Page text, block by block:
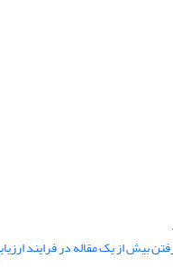
بیش از یک مقاله در فرایند